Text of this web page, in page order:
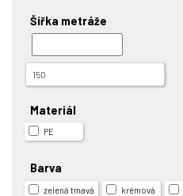
Šířka metráže
Materiál
PE
Barva
zelená tmavá krémová